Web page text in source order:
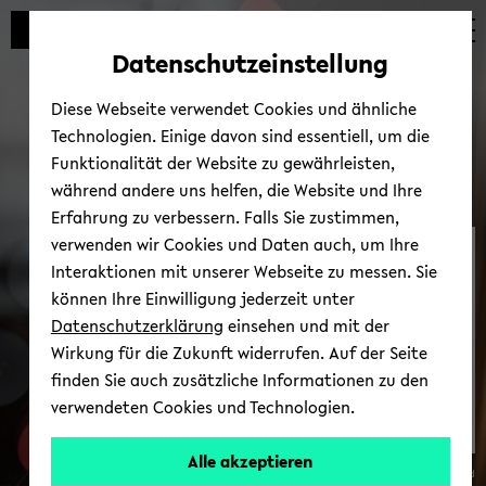
Automatische
vermeiden
zum
wechseln
zum
wechseln
zum
wechseln
teutolab-​mathematik
© Uni­ver­si­tät Bie­le­feld
Datenschutzeinstellung
Diese Webseite verwendet Cookies und ähnliche
Technologien. Einige davon sind essentiell, um die
Funktionalität der Website zu gewährleisten,
während andere uns helfen, die Website und Ihre
Erfahrung zu verbessern. Falls Sie zustimmen,
verwenden wir Cookies und Daten auch, um Ihre
Interaktionen mit unserer Webseite zu messen. Sie
können Ihre Einwilligung jederzeit unter
Datenschutzerklärung einsehen und mit der
Wirkung für die Zukunft widerrufen. Auf der Seite
finden Sie auch zusätzliche Informationen zu den
verwendeten Cookies und Technologien.
Alle akzeptieren